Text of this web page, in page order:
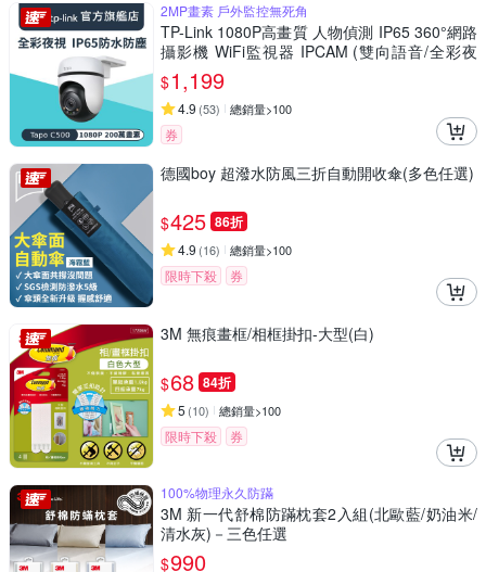
2MP畫素 戶外監控無死角
TP-Link 1080P高畫質 人物偵測 IP65 360°網路
攝影機 WiFi監視器 IPCAM (雙向語音/全彩夜
視/Tapo C500)
$1,199
4.9 (53) 總銷量>100
券
德國boy 超潑水防風三折自動開收傘(多色任選)
$425 86折
4.9 (16) 總銷量>100
限時下殺 券
3M 無痕畫框/相框掛扣-大型(白)
$68 84折
5 (10) 總銷量>100
限時下殺 券
100%物理永久防蹣
3M 新一代舒棉防蹣枕套2入組(北歐藍/奶油米/
清水灰)－三色任選
$990